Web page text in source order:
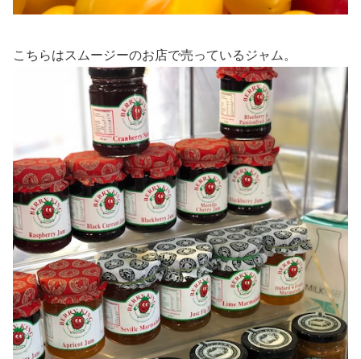
こちらはスムージーのお店で売っているジャム。